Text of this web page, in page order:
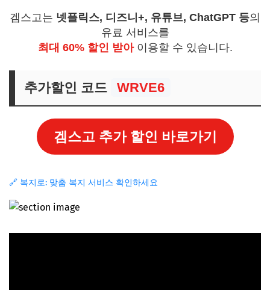
겜스고는 넷플릭스, 디즈니+, 유튜브, ChatGPT 등의
유료 서비스를
최대 60% 할인 받아이용할 수 있습니다.
추가할인 코드 WRVE6
겜스고 추가 할인 바로가기
🔗 복지로: 맞춤 복지 서비스 확인하세요